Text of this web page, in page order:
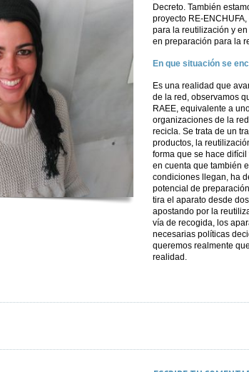
Decreto. También
proyecto RE-
para la reutilización y
en preparación para la
En que situación se
Es una realidad que
de la red, observamos
RAEE, equivalente a
organizaciones de la
recicla. Se trata de un
productos, la
forma que se hace
en cuenta que también
condiciones llegan, ha
potencial de
tira el aparato desde
apostando por la
vía de recogida, los
necesarias políticas
queremos realmente
realidad.